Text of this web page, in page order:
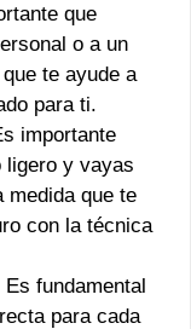
que
o a un
te ayude a
para ti.
importante
ligero y vayas
medida que te
con la técnica
Es fundamental
para cada